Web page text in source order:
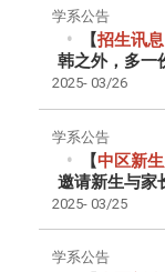
学系公告
【招生讯息
韩之外，多一
2025- 03/26
学系公告
【中区新
邀请新生与家
2025- 03/25
学系公告